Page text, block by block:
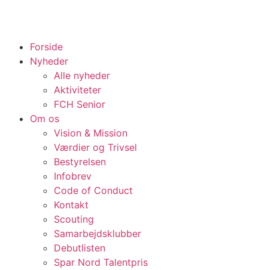
Forside
Nyheder
Alle nyheder
Aktiviteter
FCH Senior
Om os
Vision & Mission
Værdier og Trivsel
Bestyrelsen
Infobrev
Code of Conduct
Kontakt
Scouting
Samarbejdsklubber
Debutlisten
Spar Nord Talentpris